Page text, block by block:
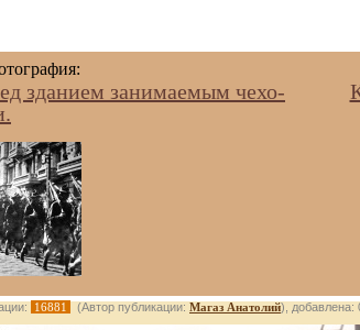
зданием занимаемым чехо-
16881 (Автор публикации: Магаз Анатолий), добавлена: